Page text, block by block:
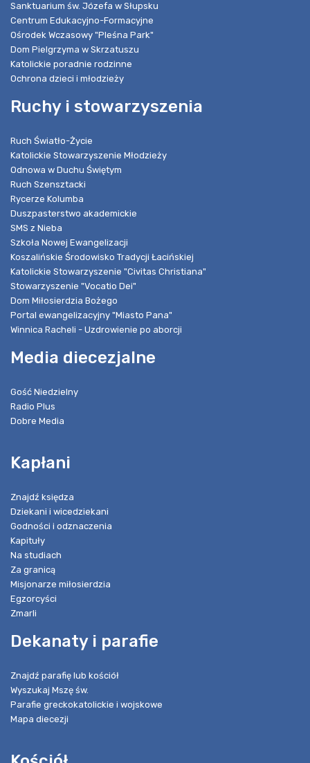
Sanktuarium św. Józefa w Słupsku
Centrum Edukacyjno-Formacyjne
Ośrodek Wczasowy "Pleśna Park"
Dom Pielgrzyma w Skrzatuszu
Katolickie poradnie rodzinne
Ochrona dzieci i młodzieży
Ruchy i stowarzyszenia
Ruch Światło-Życie
Katolickie Stowarzyszenie Młodzieży
Odnowa w Duchu Świętym
Ruch Szensztacki
Rycerze Kolumba
Duszpasterstwo akademickie
SMS z Nieba
Szkoła Nowej Ewangelizacji
Koszalińskie Środowisko Tradycji Łacińskiej
Katolickie Stowarzyszenie "Civitas Christiana"
Stowarzyszenie "Vocatio Dei"
Dom Miłosierdzia Bożego
Portal ewangelizacyjny "Miasto Pana"
Winnica Racheli - Uzdrowienie po aborcji
Media diecezjalne
Gość Niedzielny
Radio Plus
Dobre Media
Kapłani
Znajdź księdza
Dziekani i wicedziekani
Godności i odznaczenia
Kapituły
Na studiach
Za granicą
Misjonarze miłosierdzia
Egzorcyści
Zmarli
Dekanaty i parafie
Znajdź parafię lub kościół
Wyszukaj Mszę św.
Parafie greckokatolickie i wojskowe
Mapa diecezji